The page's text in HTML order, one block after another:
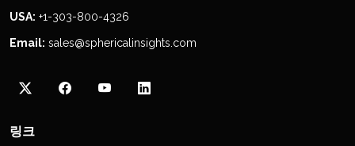
USA: +1-303-800-4326
Email: sales@sphericalinsights.com
링크